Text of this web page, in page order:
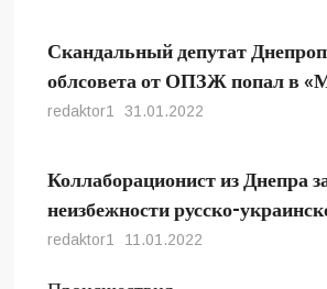
Скандальный депутат
облсовета от ОПЗЖ попал в
redaktor1 31.01.2022
Коллаборационист из Днепра
неизбежности русско-
redaktor1 11.01.2022